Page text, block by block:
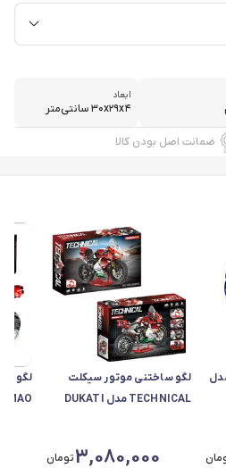
ابعاد
۳۰x۲۹x۴ سانتی‌متر
ضمانت اصل بودن کالا
لگو ساختنی موتور سیکلت
TECHNICAL مدل DUKATI
3,080,000تومان
لگو